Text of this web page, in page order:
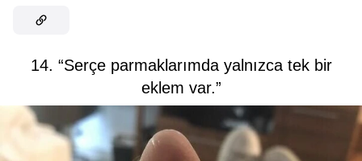
14. “Serçe parmaklarımda yalnızca tek bir
eklem var.”